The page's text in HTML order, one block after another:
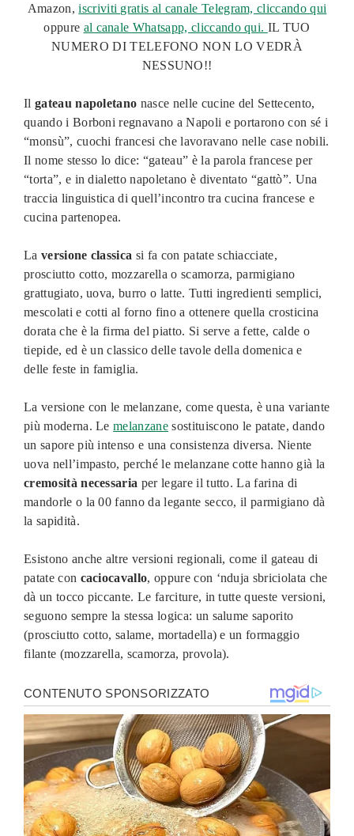
Amazon,iscriviti gratis al canale Telegram, cliccando qui
oppure al canale Whatsapp, cliccando qui. IL TUO
NUMERO DI TELEFONO NON LO VEDRÀ
NESSUNO!!
Il gateau napoletano nasce nelle cucine del Settecento,
quando i Borboni regnavano a Napoli e portarono con sé i
“monsù”, cuochi francesi che lavoravano nelle case nobili.
Il nome stesso lo dice: “gateau” è la parola francese per
“torta”, e in dialetto napoletano è diventato “gattò”. Una
traccia linguistica di quell’incontro tra cucina francese e
cucina partenopea.
La versione classica si fa con patate schiacciate,
prosciutto cotto, mozzarella o scamorza, parmigiano
grattugiato, uova, burro o latte. Tutti ingredienti semplici,
mescolati e cotti al forno fino a ottenere quella crosticina
dorata che è la firma del piatto. Si serve a fette, calde o
tiepide, ed è un classico delle tavole della domenica e
delle feste in famiglia.
La versione con le melanzane, come questa, è una variante
più moderna. Lemelanzane sostituiscono le patate, dando
un sapore più intenso e una consistenza diversa. Niente
uova nell’impasto, perché le melanzane cotte hanno già la
cremosità necessaria per legare il tutto. La farina di
mandorle o la 00 fanno da legante secco, il parmigiano dà
la sapidità.
Esistono anche altre versioni regionali, come il gateau di
patate con caciocavallo, oppure con ‘nduja sbriciolata che
dà un tocco piccante. Le farciture, in tutte queste versioni,
seguono sempre la stessa logica: un salume saporito
(prosciutto cotto, salame, mortadella) e un formaggio
filante (mozzarella, scamorza, provola).